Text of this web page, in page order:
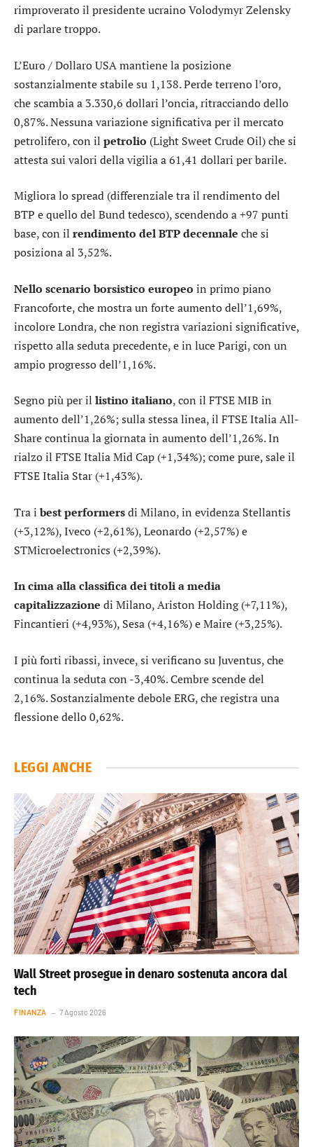
rimproverato il presidente ucraino Volodymyr Zelensky
di parlare troppo.
L’Euro / Dollaro USAmantiene la posizione
sostanzialmente stabile su 1,138. Perde terreno l’oro,
che scambia a 3.330,6 dollari l’oncia, ritracciando dello
0,87%. Nessuna variazione significativa per il mercato
petrolifero, con il petrolio (Light Sweet Crude Oil) che si
attesta sui valori della vigilia a 61,41 dollari per barile.
Migliora lospread (differenziale tra il rendimento del
BTP e quello del Bund tedesco), scendendo a +97 punti
base, con il rendimento del BTP decennale che si
posiziona al 3,52%.
Nello scenario borsistico europeo in primo piano
Francoforte, che mostra un forte aumento dell’1,69%,
incoloreLondra, che non registra variazioni significative,
rispetto alla seduta precedente, e in luceParigi, con un
ampio progresso dell’1,16%.
Segno più per il listino italiano, con il FTSE MIB in
aumento dell’1,26%; sulla stessa linea, il FTSE Italia All-
Sharecontinua la giornata in aumento dell’1,26%. In
rialzo il FTSE Italia Mid Cap (+1,34%); come pure, sale il
FTSE Italia Star (+1,43%).
Tra ibest performersdi Milano, in evidenza Stellantis
(+3,12%),Iveco (+2,61%),Leonardo (+2,57%) e
STMicroelectronics (+2,39%).
In cima alla classifica dei titoli a media
capitalizzazione di Milano,Ariston Holding(+7,11%),
Fincantieri (+4,93%), Sesa (+4,16%) eMaire (+3,25%).
I più forti ribassi, invece, si verificano suJuventus, che
continua la seduta con -3,40%.Cembrescende del
2,16%. Sostanzialmente deboleERG, che registra una
flessione dello 0,62%.
LEGGI ANCHE
Wall Street prosegue in denaro sostenuta ancora dal
tech
FINANZA 7 Agosto 2026